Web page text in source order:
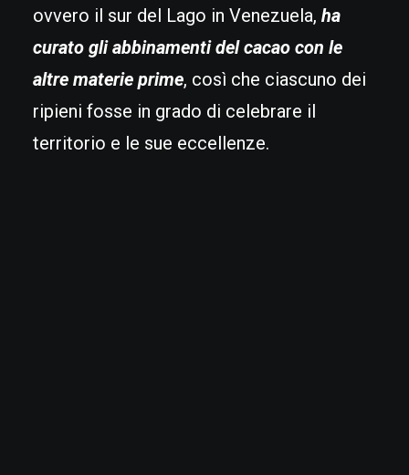
ovvero il sur del Lago in Venezuela, ha
curato gli abbinamenti del cacao con le
altre materie prime, così che ciascuno dei
ripieni fosse in grado di celebrare il
territorio e le sue eccellenze.